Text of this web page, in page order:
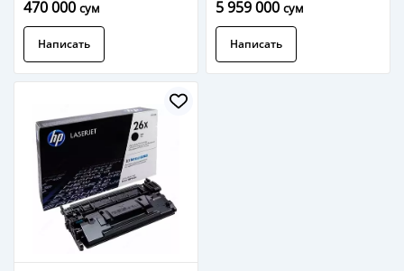
470 000 сум
Написать
5 959 000 сум
Написать